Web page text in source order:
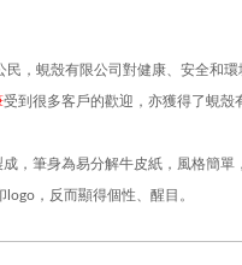
民，蜆殼有限公司對健康、安全和
受到很多客戶的歡迎，亦獲得了蜆殼
，筆身為易分解牛皮紙，風格簡
，反而顯得個性、醒目。